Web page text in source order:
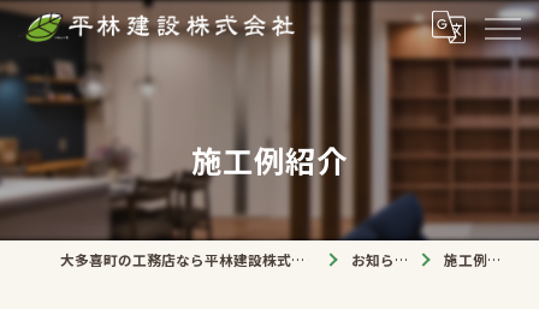
施工例紹介
大多喜町の工務店なら平林建設株式会社 お知らせ 施工例紹介